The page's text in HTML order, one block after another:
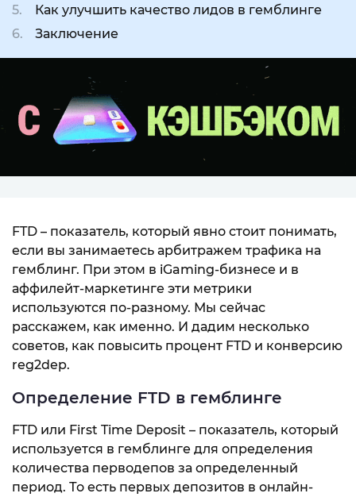
Как улучшить качество лидов в гемблинге
Заключение
FTD – показатель, который явно стоит понимать,
если вы занимаетесь арбитражем трафика на
гемблинг. При этом в iGaming-бизнесе и в
аффилейт-маркетинге эти метрики
используются по-разному. Мы сейчас
расскажем, как именно. И дадим несколько
советов, как повысить процент FTD и конверсию
reg2dep.
Определение FTD в гемблинге
FTD или First Time Deposit – показатель, который
используется в гемблинге для определения
количества перводепов за определенный
период. То есть первых депозитов в онлайн-